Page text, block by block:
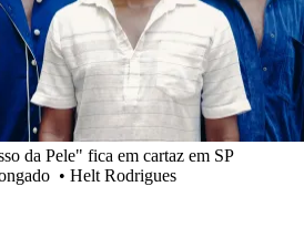
da Pele" fica em cartaz em SP
• Helt Rodrigues